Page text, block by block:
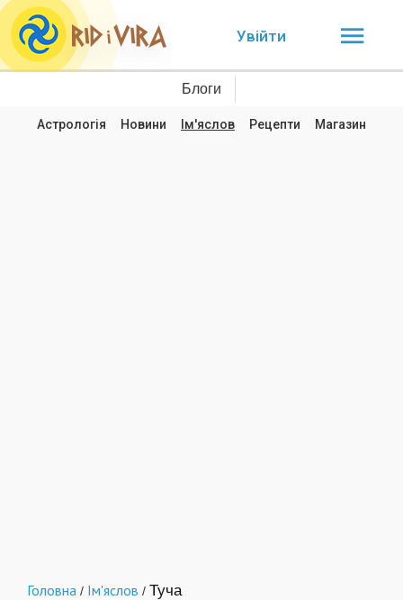
Увійти
Блоги
Астрологія Новини Ім'яслов Рецепти Магазин
Головна / Ім'яслов / Туча